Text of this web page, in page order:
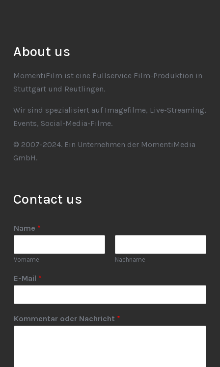
About us
MomentiFilm ist eine Fullservice Film-Produktion in
Stuttgart und Reutlingen.
Wir sind spezialisiert auf Imagefilme, Live-Streaming,
Events, Social-Media-Filme.
© 2007-2024. Ein Unternehmen der MomentiMedia
GmbH.
Contact us
Name *
Vorname Nachname
E-Mail *
Kommentar oder Nachricht *